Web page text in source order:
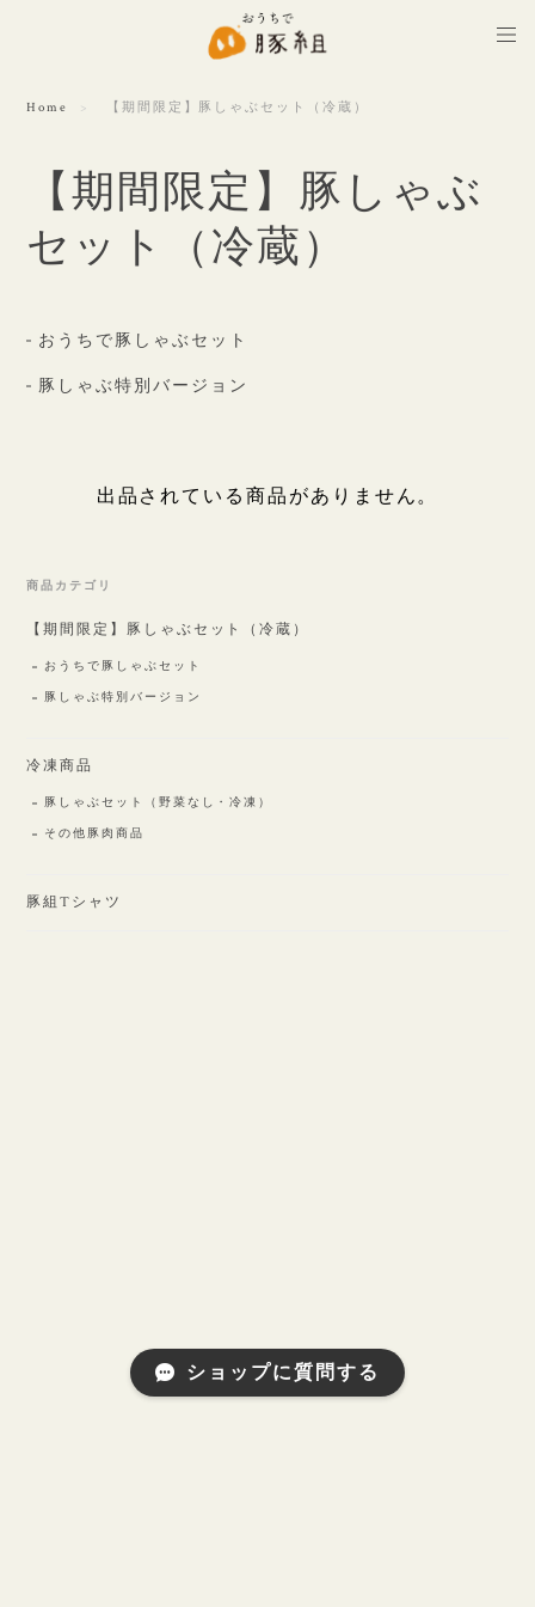
Home 【期間限定】豚しゃぶセット（冷蔵）
【期間限定】豚しゃぶ
セット（冷蔵）
おうちで豚しゃぶセット
豚しゃぶ特別バージョン
出品されている商品がありません。
商品カテゴリ
【期間限定】豚しゃぶセット（冷蔵）
おうちで豚しゃぶセット
豚しゃぶ特別バージョン
冷凍商品
豚しゃぶセット（野菜なし・冷凍）
その他豚肉商品
豚組Tシャツ
ショップに質問する